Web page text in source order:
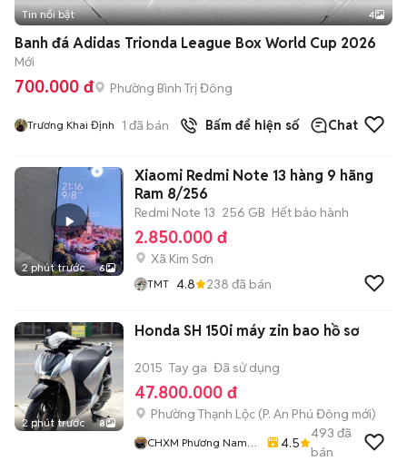
Tin nổi bật 4
Banh đá Adidas Trionda League Box World Cup 2026
Mới
700.000 đ Phường Bình Trị Đông
Trương Khai Định 1 đã bán Bấm để hiện số Chat
2 phút trước 6
Xiaomi Redmi Note 13 hàng 9 hãng
Ram 8/256
Redmi Note 13 256 GB Hết bảo hành
2.850.000 đ
Xã Kim Sơn
TMT 4.8 238 đã bán
2 phút trước 8
Honda SH 150i máy zin bao hồ sơ
2015 Tay ga Đã sử dụng
47.800.000 đ
Phường Thạnh Lộc (P. An Phú Đông mới)
CHXM Phương Nam
4.5
493 đã
bán